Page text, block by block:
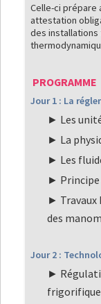
Celle-ci prépare
attestation
des
PROGRAMME
Jour 1 : La
Les
La
Les
des
Jour 2 :